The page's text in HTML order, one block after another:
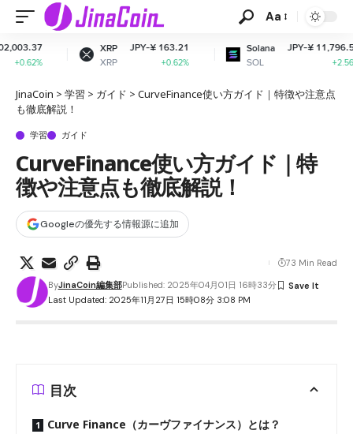
Aa
JPY-¥ 163.21
+0.62%
Solana
JPY-¥ 11,796.57
JinaCoin > 学習 > ガイド > CurveFinance使い方ガイド｜特徴や注意点
も徹底解説！
学習 ガイド
CurveFinance使い方ガイド｜特
徴や注意点も徹底解説！
Googleの優先する情報源に追加
Last Updated: 2025年11月27日 15時08分 3:08 PM
ByJinaCoin編集部Published: 2025年04月01日 16時33分
73 Min Read
目次
Curve Finance（カーヴファイナンス）とは？